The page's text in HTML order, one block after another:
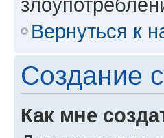
Вернуться к
Создание
Как мне